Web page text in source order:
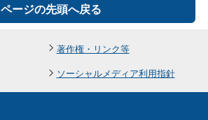
ページの先頭へ戻る
著作権・リンク等
ソーシャルメディア利用指針